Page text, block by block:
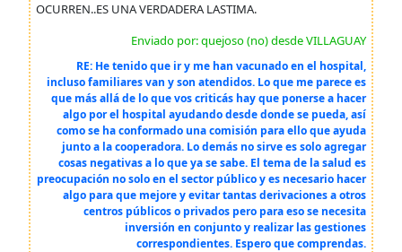
OCURREN..ES UNA VERDADERA LASTIMA.
Enviado por: quejoso (no) desde VILLAGUAY
RE: He tenido que ir y me han vacunado en el hospital,
incluso familiares van y son atendidos. Lo que me parece es
que más allá de lo que vos criticás hay que ponerse a hacer
algo por el hospital ayudando desde donde se pueda, así
como se ha conformado una comisión para ello que ayuda
junto a la cooperadora. Lo demás no sirve es solo agregar
cosas negativas a lo que ya se sabe. El tema de la salud es
preocupación no solo en el sector público y es necesario hacer
algo para que mejore y evitar tantas derivaciones a otros
centros públicos o privados pero para eso se necesita
inversión en conjunto y realizar las gestiones
correspondientes. Espero que comprendas.